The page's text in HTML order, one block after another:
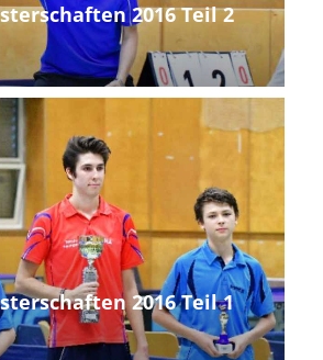
2016 Teil 2
2016 Teil 1